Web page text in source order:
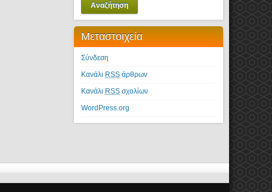
Αναζήτηση
Μεταστοιχεία
Σύνδεση
Κανάλι RSS άρθρων
Κανάλι RSS σχολίων
WordPress.org